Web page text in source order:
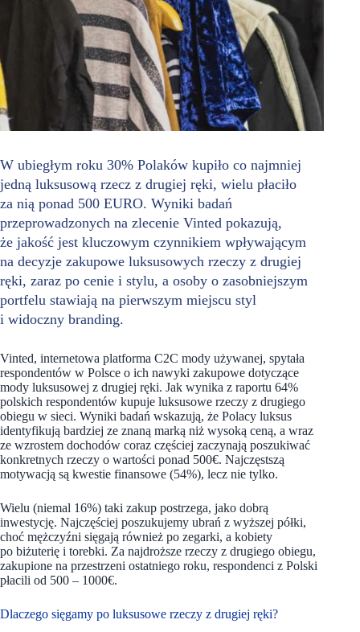
W ubiegłym roku 30% Polaków kupiło co najmniej
jedną luksusową rzecz z drugiej ręki, wielu płaciło
za nią ponad 500 EURO. Wyniki badań
przeprowadzonych na zlecenie Vinted pokazują,
że jakość jest kluczowym czynnikiem wpływającym
na decyzje zakupowe luksusowych rzeczy z drugiej
ręki, zaraz po cenie i stylu, a osoby o zasobniejszym
portfelu stawiają na pierwszym miejscu styl
i widoczny branding.
Vinted, internetowa platforma C2C mody używanej, spytała
respondentów w Polsce o ich nawyki zakupowe dotyczące
mody luksusowej z drugiej ręki. Jak wynika z raportu 64%
polskich respondentów kupuje luksusowe rzeczy z drugiego
obiegu w sieci. Wyniki badań wskazują, że Polacy luksus
identyfikują bardziej ze znaną marką niż wysoką ceną, a wraz
ze wzrostem dochodów coraz częściej zaczynają poszukiwać
konkretnych rzeczy o wartości ponad 500€. Najczęstszą
motywacją są kwestie finansowe (54%), lecz nie tylko.
Wielu (niemal 16%) taki zakup postrzega, jako dobrą
inwestycję. Najczęściej poszukujemy ubrań z wyższej półki,
choć mężczyźni sięgają również po zegarki, a kobiety
po biżuterię i torebki. Za najdroższe rzeczy z drugiego obiegu,
zakupione na przestrzeni ostatniego roku, respondenci z Polski
płacili od 500 – 1000€.
Dlaczego sięgamy po luksusowe rzeczy z drugiej ręki?